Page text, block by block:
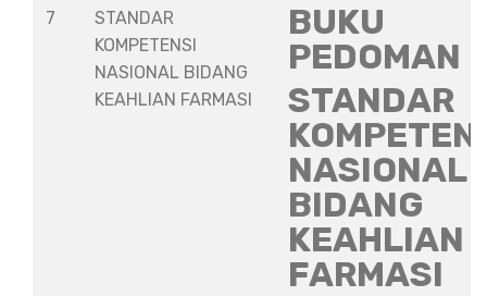
7
STANDAR
KOMPETENSI
NASIONAL BIDANG
KEAHLIAN FARMASI
BUKU
PEDOMAN
STANDAR
NASIONAL
BIDANG
KEAHLIAN
FARMASI